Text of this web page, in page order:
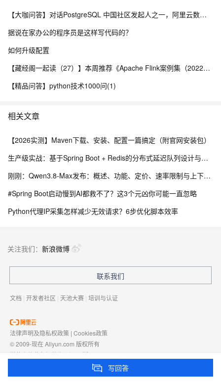
【大咖问答】对话PostgreSQL 中国社区发起人之一，阿里云数据库高级专家 德哥
据说在家办公的程序员是这样写代码的？
如何升级配置
【藏经阁一起读（27）】本周推荐《Apache Flink案例集（2022版）》，你有哪些心得？
【精品问答】python技术1000问(1)
相关文章
【2026实测】Maven下载、安装、配置一篇搞定（附官网安装包）
生产级实战：基于Spring Boot + Redis的分布式延迟队列设计与实现
刚刚：Qwen3.8-Max发布：概述、功能、定价、速率限制与上下文、内置工具及API 参考指南
#Spring Boot启动慢到AI都救不了？这3个元凶你可能一直忽略
Python代理IP采集怎样减少无效请求？6步优化脚本效率
写回答
关注我们： 新浪微博
联系我们
文档 | 开发者社区 | 天池大赛 | 培训与认证
法律声明及隐私权政策 | Cookies政策
© 2009-现在 Aliyun.com 版权所有
增值电信业务经营许可证： 浙B2-20080101
浙D3-20210002
浙公网安备 33010602009975号浙B2-20080101-4